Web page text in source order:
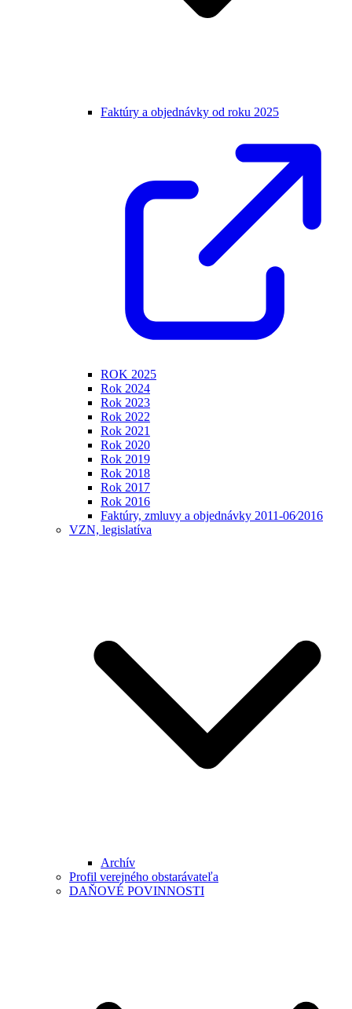
Faktúry a objednávky od roku 2025
ROK 2025
Rok 2024
Rok 2023
Rok 2022
Rok 2021
Rok 2020
Rok 2019
Rok 2018
Rok 2017
Rok 2016
Faktúry, zmluvy a objednávky 2011-06⁄2016
VZN, legislatíva
Archív
Profil verejného obstarávateľa
DAŇOVÉ POVINNOSTI